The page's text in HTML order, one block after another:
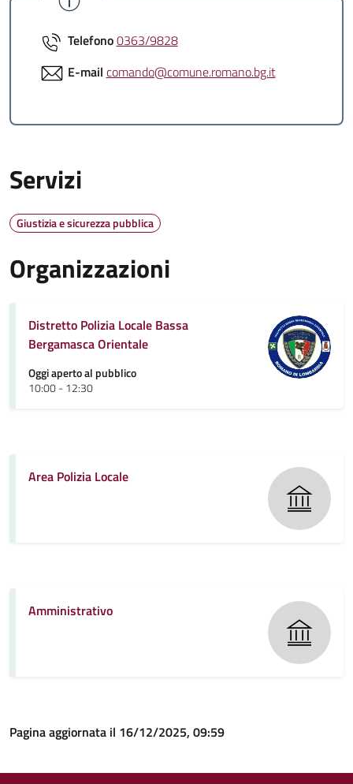
Telefono0363/9828
E-mail comando@comune.romano.bg.it
Servizi
Giustizia e sicurezza pubblica
Organizzazioni
Distretto Polizia Locale Bassa
Bergamasca Orientale
Oggi aperto al pubblico
10:00 - 12:30
Area Polizia Locale
Amministrativo
Pagina aggiornata il 16/12/2025, 09:59